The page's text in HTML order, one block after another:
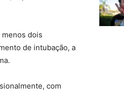
dois
de intubação, a
com